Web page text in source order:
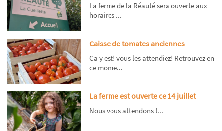
La ferme de la Réauté sera ouverte aux
horaires ...
Caisse de tomates anciennes
Ca y est! vous les attendiez! Retrouvez en
ce mome...
La ferme est ouverte ce 14 juillet
Nous vous attendons !...